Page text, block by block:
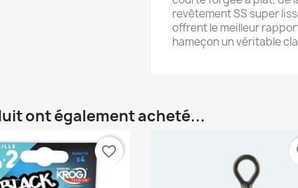
revêtement SS super
offrent le meilleur
hameçon un véritable
ont également acheté...
favorite_border